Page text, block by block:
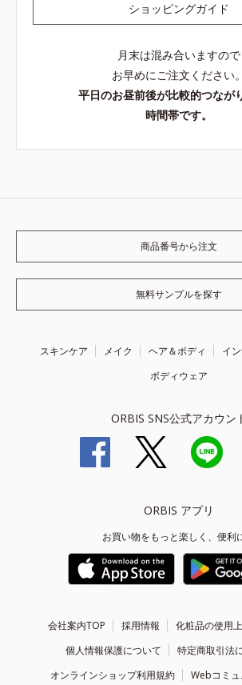
ショッピングガイド
月末は混み合いますので
お早めにご注文ください。
平日のお昼前後が比較的つなが
時間帯です。
商品番号から注文
無料サンプルを探す
スキンケア メイク ヘア＆ボディ
イ
ボディウェア
ORBIS SNS公式アカウン
ORBIS アプリ
お買い物をもっと楽しく、便利
会社案内TOP 採用情報
化粧品の使用
個人情報保護について
特定商取引法
オンラインショップ利用規約
Webコミ